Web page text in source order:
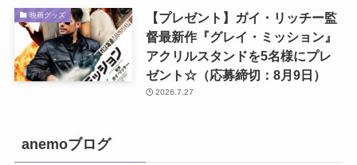
映画グッズ
【プレゼント】ガイ・リッチー監
督最新作『グレイ・ミッション』
アクリルスタンドを5名様にプレ
ゼント☆（応募締切：8月9日）
2026.7.27
anemoブログ